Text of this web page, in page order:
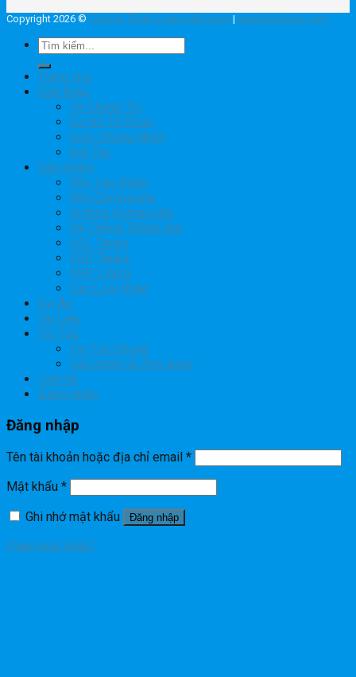
Copyright 2026 © Công ty TNHH Lương Hải Hưng | www.h2lgroup.com
Tìm
Trang chủ
Giới thiệu
Về Chúng Tôi
Sơ Đồ Tổ Chức
Giấy Chứng Nhận
Đối Tác
Sản phẩm
Bồn Lắp Ghép
Bồn Composite
Grating Composite
Hệ Thống Thông Hơi
H2L Tanks
FRP Tanks
FRP Lining
Các Loại Khác
Dự Án
Tài Liệu
Tin Tức
Tin Tức Chung
Sản phẩm & Ứng dụng
Liên hệ
Đăng nhập
Đăng nhập
Tên tài khoản hoặc địa chỉ email *
Mật khẩu *
Ghi nhớ mật khẩu
Đăng nhập
Quên mật khẩu?